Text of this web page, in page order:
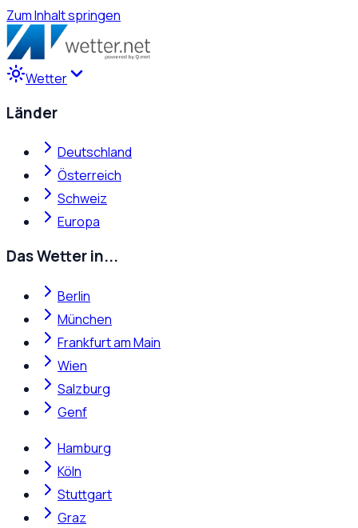
Zum Inhalt springen
Wetter
Länder
Deutschland
Österreich
Schweiz
Europa
Das Wetter in...
Berlin
München
Frankfurt am Main
Wien
Salzburg
Genf
Hamburg
Köln
Stuttgart
Graz